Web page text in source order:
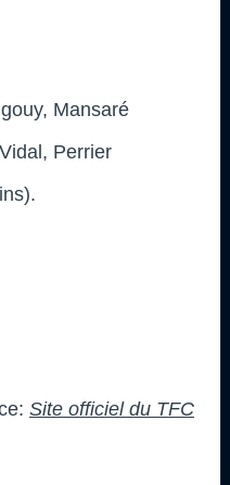
Mansaré
Perrier
Site officiel du TFC